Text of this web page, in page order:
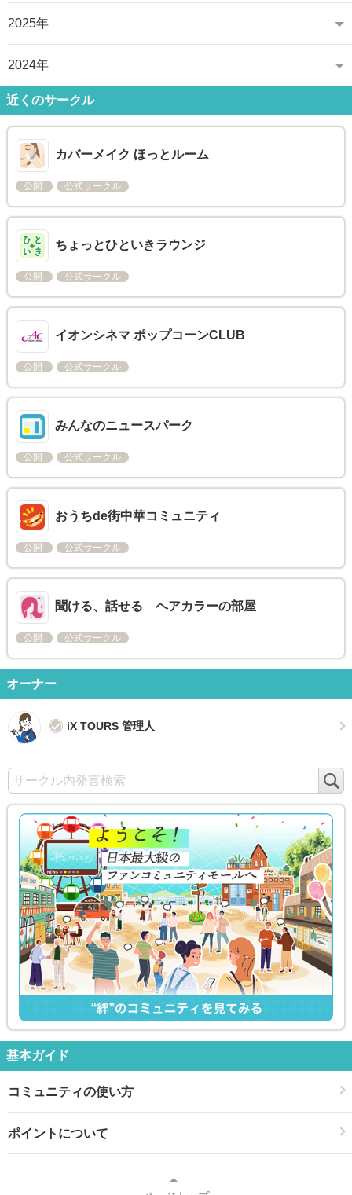
2025年
2024年
近くのサークル
カバーメイク ほっとルーム
公開 公式サークル
ちょっとひといきラウンジ
公開 公式サークル
イオンシネマ ポップコーンCLUB
公開 公式サークル
みんなのニュースパーク
公開 公式サークル
おうちde街中華コミュニティ
公開 公式サークル
聞ける、話せる ヘアカラーの部屋
公開 公式サークル
オーナー
iX TOURS 管理人
基本ガイド
コミュニティの使い方
ポイントについて